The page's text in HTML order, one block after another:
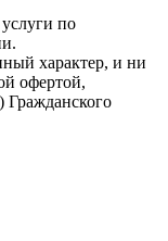
по
характер, и ни
офертой,
Гражданского